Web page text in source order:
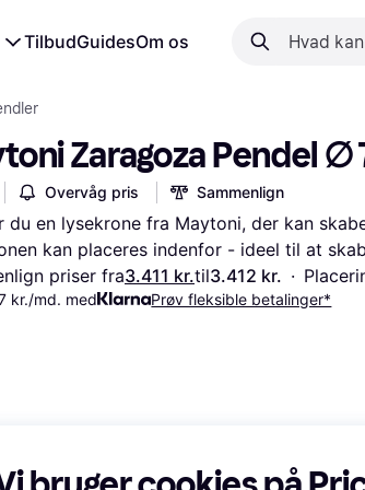
TilbudGuidesOm os
Zaragoza Pendel ∅
Overvåg pris Sammenlign
du en lysekrone fra Maytoni, der kan
kan placeres indenfor - ideel til at
priser fra3.411 kr.til3.412 kr. ·
kr./md. med Prøv fleksible betalinger*